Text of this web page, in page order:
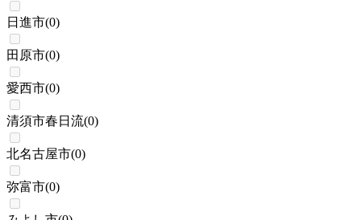
日進市(0)
田原市(0)
愛西市(0)
清須市春日流(0)
北名古屋市(0)
弥富市(0)